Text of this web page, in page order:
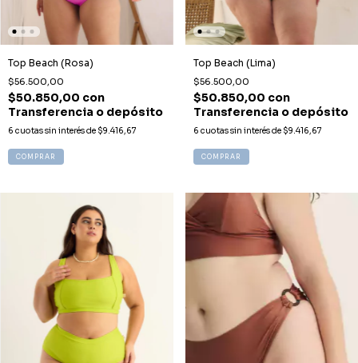
Top Beach (Rosa)
$56.500,00
$50.850,00 con
Transferencia o depósito
6 cuotas sin interés de $9.416,67
COMPRAR
Top Beach (Lima)
$56.500,00
$50.850,00 con
Transferencia o depósito
6 cuotas sin interés de $9.416,67
COMPRAR